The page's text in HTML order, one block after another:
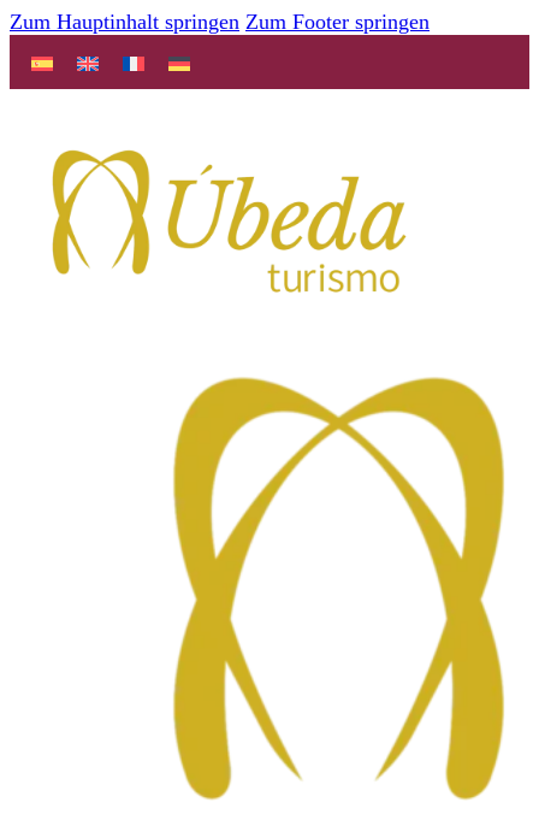
Zum Hauptinhalt springen Zum Footer springen